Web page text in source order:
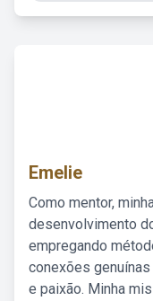
Emelie
Como mentor,
desenvolvimento
empregando
conexões
e paixão. Minha